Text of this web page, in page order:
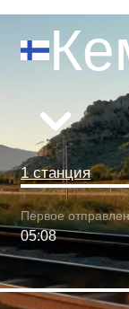
1 станция
Первое
05:08